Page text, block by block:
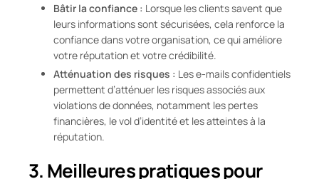
Bâtir la confiance : Lorsque les clients savent que
leurs informations sont sécurisées, cela renforce la
confiance dans votre organisation, ce qui améliore
votre réputation et votre crédibilité.
Atténuation des risques : Les e-mails confidentiels
permettent d’atténuer les risques associés aux
violations de données, notamment les pertes
financières, le vol d’identité et les atteintes à la
réputation.
3. Meilleures pratiques pour